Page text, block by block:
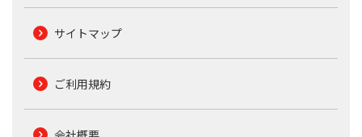
サイトマップ
ご利用規約